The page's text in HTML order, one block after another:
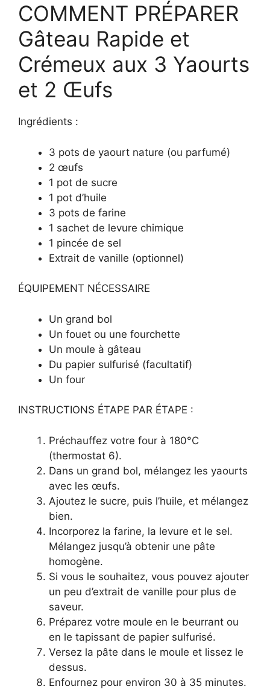
COMMENT PRÉPARER
Gâteau Rapide et
Crémeux aux 3 Yaourts
et 2 Œufs
Ingrédients :
3 pots de yaourt nature (ou parfumé)
2 œufs
1 pot de sucre
1 pot d’huile
3 pots de farine
1 sachet de levure chimique
1 pincée de sel
Extrait de vanille (optionnel)
ÉQUIPEMENT NÉCESSAIRE
Un grand bol
Un fouet ou une fourchette
Un moule à gâteau
Du papier sulfurisé (facultatif)
Un four
INSTRUCTIONS ÉTAPE PAR ÉTAPE :
Préchauffez votre four à 180°C
(thermostat 6).
Dans un grand bol, mélangez les yaourts
avec les œufs.
Ajoutez le sucre, puis l’huile, et mélangez
bien.
Incorporez la farine, la levure et le sel.
Mélangez jusqu’à obtenir une pâte
homogène.
Si vous le souhaitez, vous pouvez ajouter
un peu d’extrait de vanille pour plus de
saveur.
Préparez votre moule en le beurrant ou
en le tapissant de papier sulfurisé.
Versez la pâte dans le moule et lissez le
dessus.
Enfournez pour environ 30 à 35 minutes.